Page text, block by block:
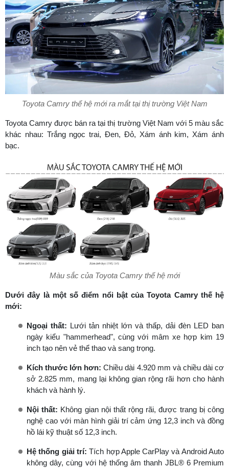
Toyota Camry thế hệ mới ra mắt tại thị trường Việt Nam
Toyota Camry được bán ra tại thị trường Việt Nam với 5 màu sắc
khác nhau: Trắng ngọc trai, Đen, Đỏ, Xám ánh kim, Xám ánh
bạc.
Màu sắc của Toyota Camry thế hệ mới
Dưới đây là một số điểm nổi bật của Toyota Camry thế hệ
mới:
Ngoại thất: Lưới tản nhiệt lớn và thấp, dải đèn LED ban
ngày kiểu "hammerhead", cùng với mâm xe hợp kim 19
inch tạo nên vẻ thể thao và sang trọng.
Kích thước lớn hơn: Chiều dài 4.920 mm và chiều dài cơ
sở 2.825 mm, mang lại không gian rộng rãi hơn cho hành
khách và hành lý.
Nội thất: Không gian nội thất rộng rãi, được trang bị công
nghệ cao với màn hình giải trí cảm ứng 12,3 inch và đồng
hồ lái kỹ thuật số 12,3 inch.
Hệ thống giải trí: Tích hợp Apple CarPlay và Android Auto
không dây, cùng với hệ thống âm thanh JBL® 6 Premium